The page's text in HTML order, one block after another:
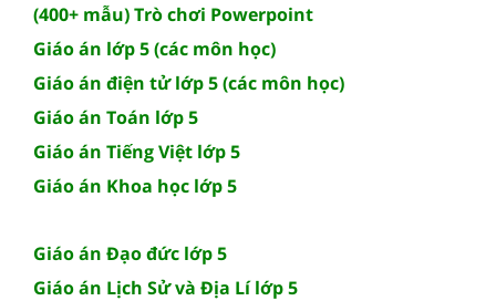
(400+ mẫu) Trò chơi Powerpoint
Giáo án lớp 5 (các môn học)
Giáo án điện tử lớp 5 (các môn học)
Giáo án Toán lớp 5
Giáo án Tiếng Việt lớp 5
Giáo án Khoa học lớp 5
Giáo án Đạo đức lớp 5
Giáo án Lịch Sử và Địa Lí lớp 5